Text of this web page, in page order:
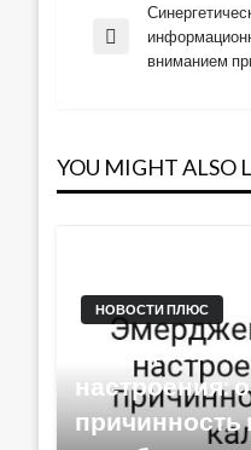
Previous
вниманием
YOU MIGHT ALSO
НОВОСТИ ПЛЮС
настроения:
причинность